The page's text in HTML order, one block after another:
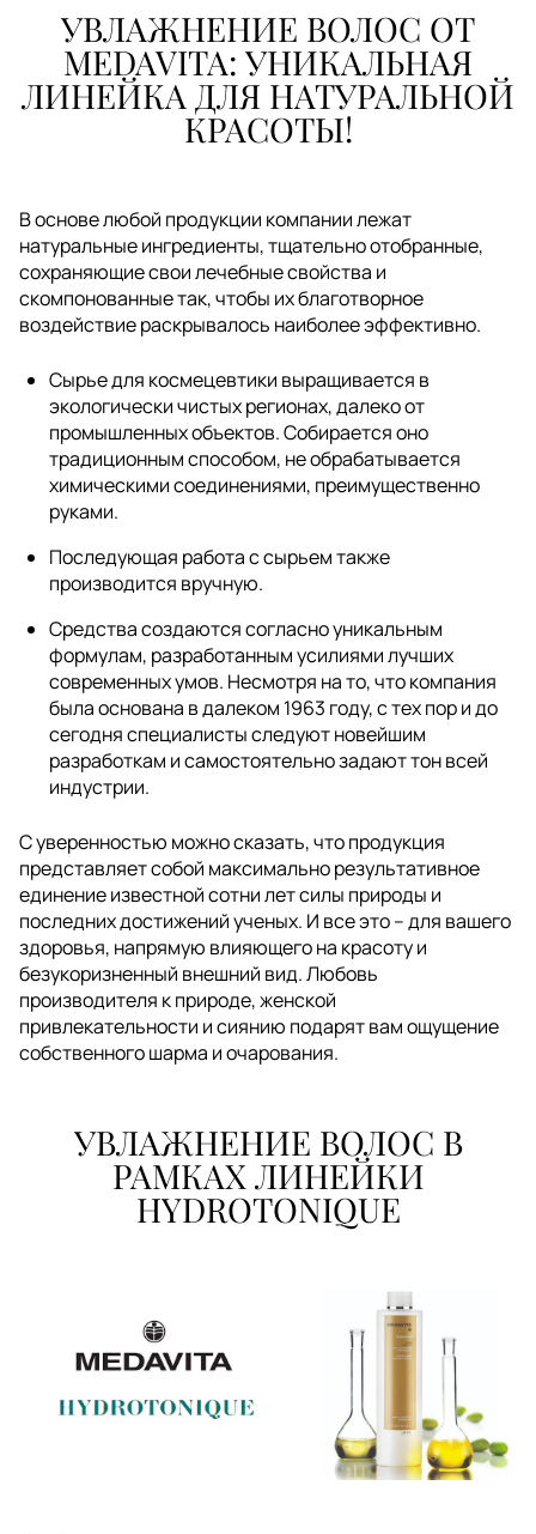
УВЛАЖНЕНИЕ ВОЛОС ОТ
MEDAVITA: УНИКАЛЬНАЯ
ЛИНЕЙКА ДЛЯ НАТУРАЛЬНОЙ
КРАСОТЫ!
В основе любой продукции компании лежат
натуральные ингредиенты, тщательно отобранные,
сохраняющие свои лечебные свойства и
скомпонованные так, чтобы их благотворное
воздействие раскрывалось наиболее эффективно.
Сырье для космецевтики выращивается в
экологически чистых регионах, далеко от
промышленных объектов. Собирается оно
традиционным способом, не обрабатывается
химическими соединениями, преимущественно
руками.
Последующая работа с сырьем также
производится вручную.
Средства создаются согласно уникальным
формулам, разработанным усилиями лучших
современных умов. Несмотря на то, что компания
была основана в далеком 1963 году, с тех пор и до
сегодня специалисты следуют новейшим
разработкам и самостоятельно задают тон всей
индустрии.
С уверенностью можно сказать, что продукция
представляет собой максимально результативное
единение известной сотни лет силы природы и
последних достижений ученых. И все это – для вашего
здоровья, напрямую влияющего на красоту и
безукоризненный внешний вид. Любовь
производителя к природе, женской
привлекательности и сиянию подарят вам ощущение
собственного шарма и очарования.
УВЛАЖНЕНИЕ ВОЛОС В
РАМКАХ ЛИНЕЙКИ
HYDROTONIQUE